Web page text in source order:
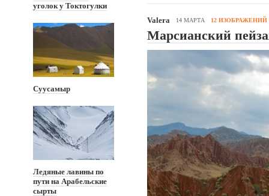
уголок у Токтогулки
Суусамыр
Ледяные лавины по
пути на Арабельские
сырты
Valera 14 МАРТА 12 ИЗОБРАЖЕНИЙ
Марсианский